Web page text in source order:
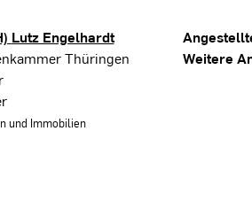
Lutz Engelhardt
Thüringen
und Immobilien
Weitere